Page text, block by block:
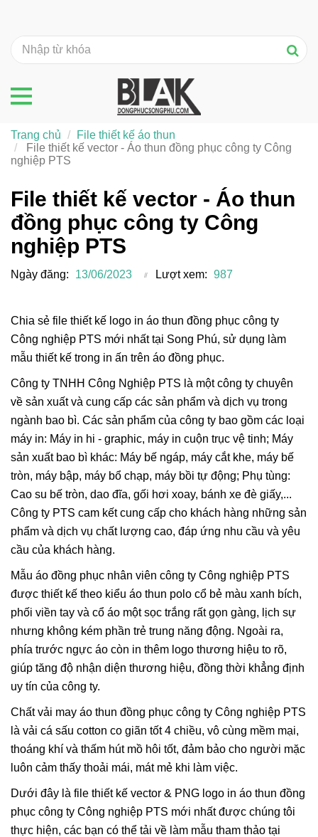
File thiết kế vector - Áo thun
đồng phục công ty Công
nghiệp PTS
Ngày đăng: 13/06/2023 Lượt xem: 987
Chia sẻ file thiết kế logo in áo thun đồng phục công ty
Công nghiệp PTS mới nhất tại Song Phú, sử dụng làm
mẫu thiết kế trong in ấn trên áo đồng phục.
Công ty TNHH Công Nghiệp PTS là một công ty chuyên
về sản xuất và cung cấp các sản phẩm và dịch vụ trong
ngành bao bì. Các sản phẩm của công ty bao gồm các loại
máy in: Máy in hi - graphic, máy in cuộn trục vệ tinh; Máy
sản xuất bao bì khác: Máy bế ngáp, máy cắt khe, máy bế
tròn, máy bập, máy bổ chạp, máy bồi tự động; Phụ tùng:
Cao su bế tròn, dao đĩa, gối hơi xoay, bánh xe đè giấy,...
Công ty PTS cam kết cung cấp cho khách hàng những sản
phẩm và dịch vụ chất lượng cao, đáp ứng nhu cầu và yêu
cầu của khách hàng.
Mẫu áo đồng phục nhân viên công ty Công nghiệp PTS
được thiết kế theo kiểu áo thun polo cổ bẻ màu xanh bích,
phối viền tay và cổ áo một sọc trắng rất gọn gàng, lịch sự
nhưng không kém phần trẻ trung năng động. Ngoài ra,
phía trước ngực áo còn in thêm logo thương hiệu to rõ,
giúp tăng độ nhận diện thương hiệu, đồng thời khẳng định
uy tín của công ty.
Chất vải may áo thun đồng phục công ty Công nghiệp PTS
là vải cá sấu cotton co giãn tốt 4 chiều, vô cùng mềm mại,
thoáng khí và thấm hút mồ hôi tốt, đảm bảo cho người mặc
luôn cảm thấy thoải mái, mát mẻ khi làm việc.
Dưới đây là file thiết kế vector & PNG logo in áo thun đồng
phục công ty Công nghiệp PTS mới nhất được chúng tôi
thực hiện, các bạn có thể tải về làm mẫu tham thảo tại
Trang chủ
File thiết kế áo thun
File thiết kế vector - Áo thun đồng phục công ty Công
nghiệp PTS